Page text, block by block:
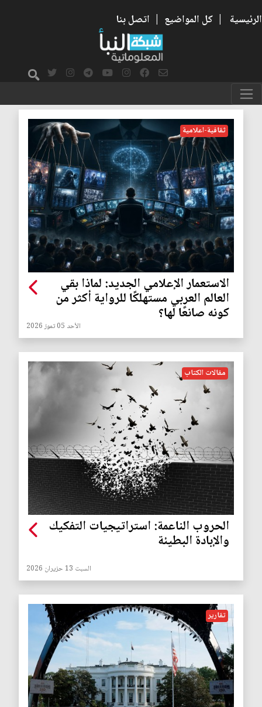
الرئيسية | كل المواضيع | اتصل بنا
دعاية
ثقافية-اعلامية
الاستعمار الإعلامي الجديد: لماذا بقي
العالم العربي مستهلكًا للرواية أكثر من
كونه صانعًا لها؟
الأحد 05 تموز 2026
مقالات الكتاب
الحروب الناعمة: استراتيجيات التفكيك
والإبادة البطيئة
السبت 13 حزيران 2026
تقارير